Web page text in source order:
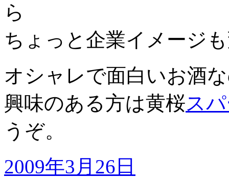
ら
ちょっと企業イメージ
オシャレで面白いお酒
興味のある方は黄桜ス
うぞ。
2009年3月26日